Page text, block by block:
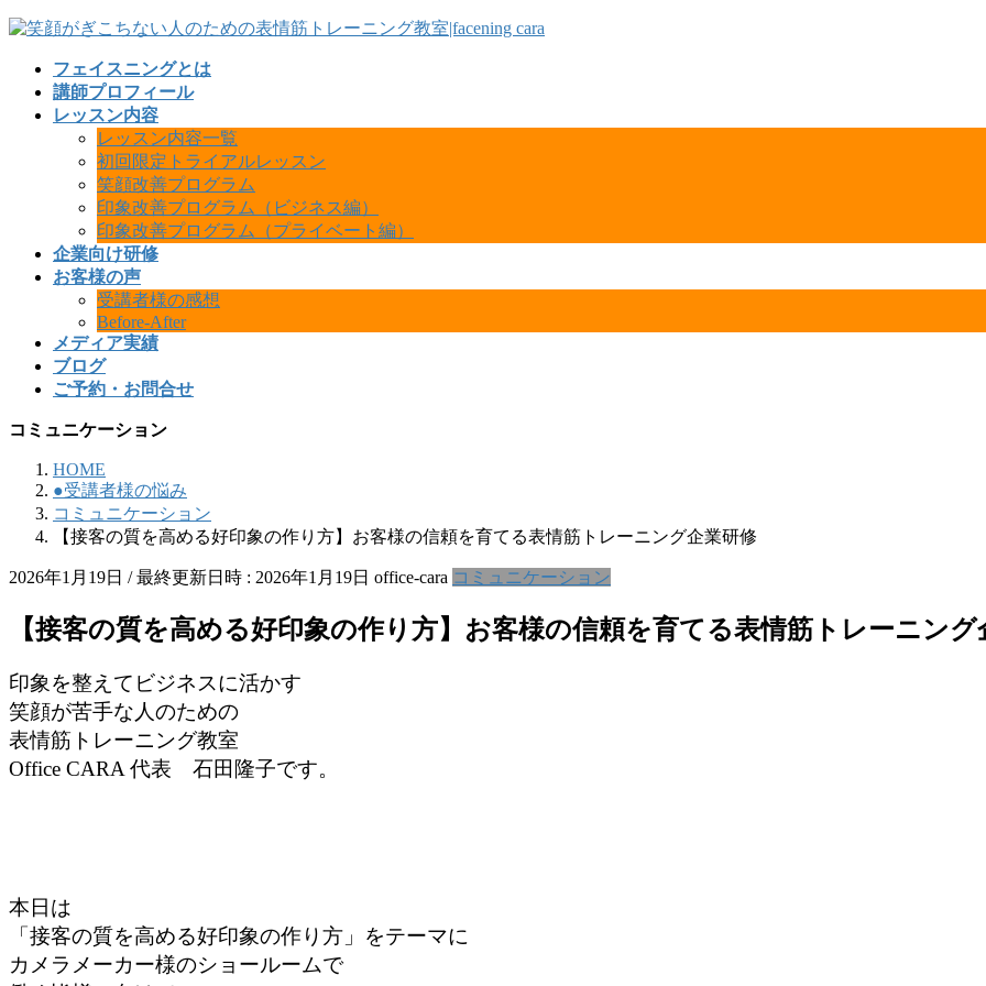
フェイスニングとは
講師プロフィール
レッスン内容
レッスン内容一覧
初回限定トライアルレッスン
笑顔改善プログラム
印象改善プログラム（ビジネス編）
印象改善プログラム（プライベート編）
企業向け研修
お客様の声
受講者様の感想
Before-After
メディア実績
ブログ
ご予約・お問合せ
コミュニケーション
HOME
●受講者様の悩み
コミュニケーション
【接客の質を高める好印象の作り方】お客様の信頼を育てる表情筋トレーニング企業研修
2026年1月19日 / 最終更新日時 : 2026年1月19日 office-cara コミュニケーション
【接客の質を高める好印象の作り方】お客様の信頼を育てる表情筋トレーニング
印象を整えてビジネスに活かす
笑顔が苦手な人のための
表情筋トレーニング教室
Office CARA 代表 石田隆子です。
本日は
「接客の質を高める好印象の作り方」をテーマに
カメラメーカー様のショールームで